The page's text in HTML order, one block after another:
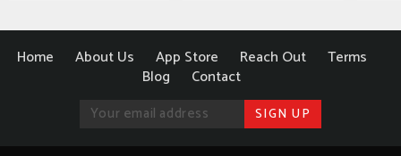
Home About Us App Store Reach Out
Terms
Blog
Contact